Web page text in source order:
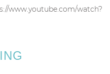
watch?